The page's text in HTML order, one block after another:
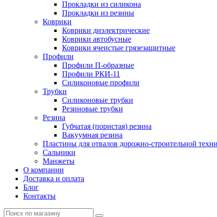
Прокладки из силикона
Прокладки из резины
Коврики
Коврики диэлектрические
Коврики автобусные
Коврики ячеистые грязезащитные
Профили
Профили П-образные
Профили РКИ-11
Силиконовые профили
Трубки
Силиконовые трубки
Резиновые трубки
Резина
Губчатая (пористая) резина
Вакуумная резина
Пластины для отвалов дорожно-строительной
Сальники
Манжеты
О компании
Доставка и оплата
Блог
Контакты